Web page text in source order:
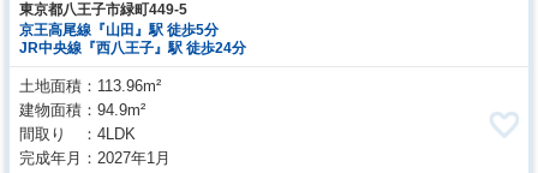
東京都八王子市緑町449-5
京王高尾線『山田』駅 徒歩5分
JR中央線『西八王子』駅 徒歩24分
土地面積
113.96m²
建物面積
94.9m²
間取り
4LDK
完成年月
2027年1月